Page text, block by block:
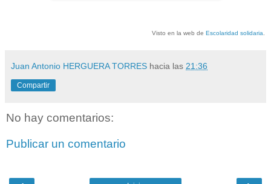
Visto en la web de Escolaridad solidaria
Juan Antonio HERGUERA TORRES hacia las 21:36
Compartir
No hay comentarios:
Publicar un comentario